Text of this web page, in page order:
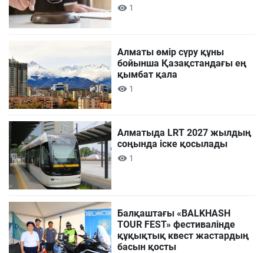
1
Алматы өмір сүру құны
бойынша Қазақстандағы ең
қымбат қала
1
Алматыда LRT 2027 жылдың
соңында іске қосылады
1
Балқаштағы «BALKHASH
TOUR FEST» фестивалінде
құқықтық квест жастардың
басын қосты